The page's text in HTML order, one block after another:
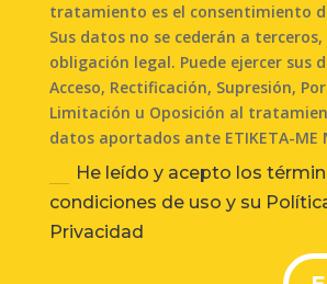
tratamiento es el consentimiento
Sus datos no se cederán a terceros,
obligación legal. Puede ejercer sus
Acceso, Rectificación, Supresión,
Limitación u Oposición al
datos aportados ante ETIKETA-ME
He leído y acepto los
condiciones de uso y su
Privacidad